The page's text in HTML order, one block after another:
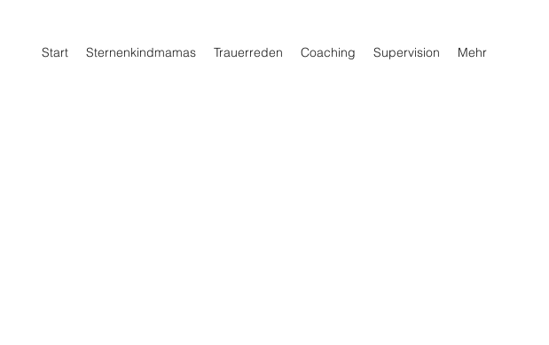
Start Sternenkindmamas Trauerreden Coaching Supervision Mehr